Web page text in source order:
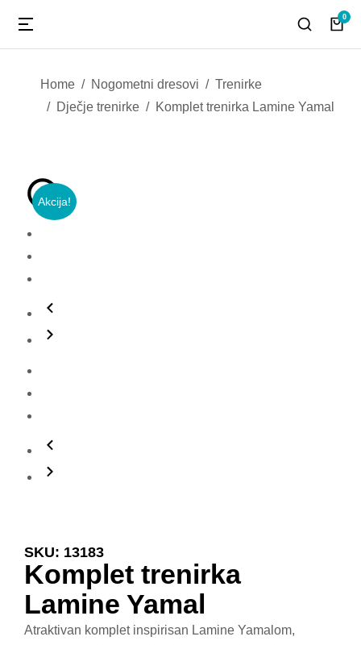
You are here:
Home Nogometni dresovi
Trenirke
Dječje trenirke
Komplet trenirka Lamine Yamal
Akcija!
SKU: 13183
Komplet trenirka
Lamine Yamal
Atraktivan komplet inspirisan Lamine Yamalom,